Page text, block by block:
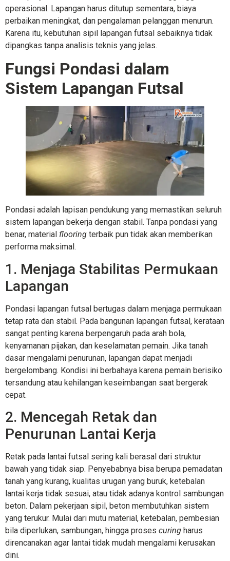
operasional. Lapangan harus ditutup sementara, biaya
perbaikan meningkat, dan pengalaman pelanggan menurun.
Karena itu, kebutuhan sipil lapangan futsal sebaiknya tidak
dipangkas tanpa analisis teknis yang jelas.
Fungsi Pondasi dalam
Sistem Lapangan Futsal
Pondasi adalah lapisan pendukung yang memastikan seluruh
sistem lapangan bekerja dengan stabil. Tanpa pondasi yang
benar, material flooring terbaik pun tidak akan memberikan
performa maksimal.
1. Menjaga Stabilitas Permukaan
Lapangan
Pondasi lapangan futsal bertugas dalam menjaga permukaan
tetap rata dan stabil. Pada bangunan lapangan futsal, kerataan
sangat penting karena berpengaruh pada arah bola,
kenyamanan pijakan, dan keselamatan pemain. Jika tanah
dasar mengalami penurunan, lapangan dapat menjadi
bergelombang. Kondisi ini berbahaya karena pemain berisiko
tersandung atau kehilangan keseimbangan saat bergerak
cepat.
2. Mencegah Retak dan
Penurunan Lantai Kerja
Retak pada lantai futsal sering kali berasal dari struktur
bawah yang tidak siap. Penyebabnya bisa berupa pemadatan
tanah yang kurang, kualitas urugan yang buruk, ketebalan
lantai kerja tidak sesuai, atau tidak adanya kontrol sambungan
beton. Dalam pekerjaan sipil, beton membutuhkan sistem
yang terukur. Mulai dari mutu material, ketebalan, pembesian
bila diperlukan, sambungan, hingga proses curing harus
direncanakan agar lantai tidak mudah mengalami kerusakan
dini.